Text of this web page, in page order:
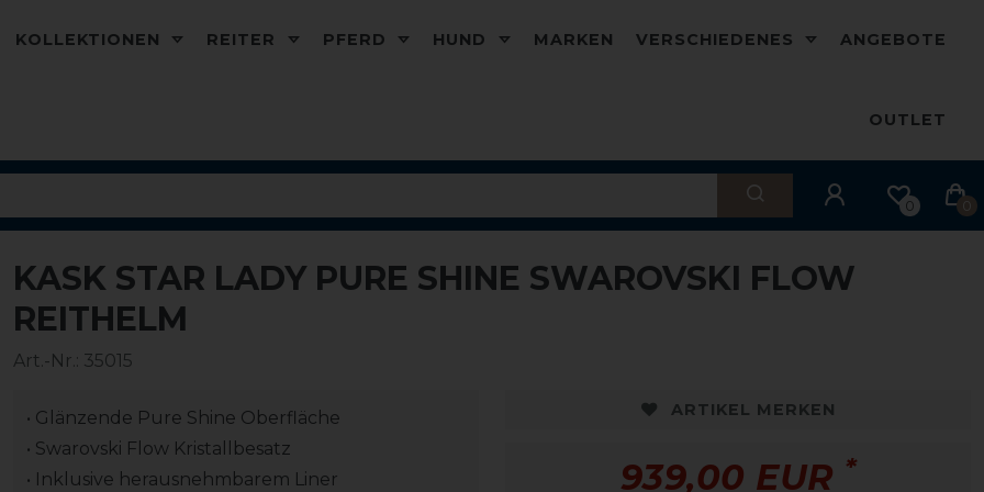
KOLLEKTIONEN REITER PFERD HUND MARKEN VERSCHIEDENES ANGEBOTE
OUTLET
0 0
KASK STAR LADY PURE SHINE SWAROVSKI FLOW
REITHELM
Art.-Nr.: 35015
• Glänzende Pure Shine Oberfläche
• Swarovski Flow Kristallbesatz
• Inklusive herausnehmbarem Liner
ARTIKEL MERKEN
939,00 EUR *